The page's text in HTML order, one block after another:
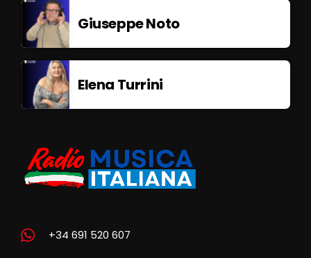
Giuseppe Noto
Elena Turrini
+34 691 520 607